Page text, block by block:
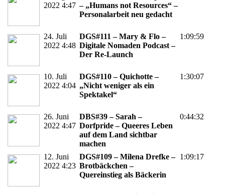
2022 4:47 – „Humans not Resources“ –
Personalarbeit neu gedacht
24. Juli
2022 4:48
DGS#111 – Mary & Flo –
Digitale Nomaden Podcast –
Der Re-Launch
1:09:59
10. Juli
2022 4:04
DGS#110 – Quichotte –
„Nicht weniger als ein
Spektakel“
1:30:07
26. Juni
2022 4:47
DBS#39 – Sarah –
Dorfpride – Queeres Leben
auf dem Land sichtbar
machen
0:44:32
12. Juni
2022 4:23
DGS#109 – Milena Drefke –
Brotbäckchen –
Quereinstieg als Bäckerin
1:09:17